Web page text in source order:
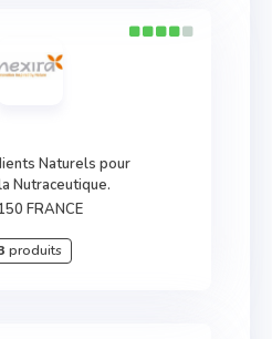
Naturels pour
Nutraceutique.
FRANCE
produits